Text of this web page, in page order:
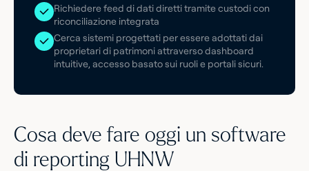
Richiedere feed di dati diretti tramite custodi con
riconciliazione integrata
Cerca sistemi progettati per essere adottati dai
proprietari di patrimoni attraverso dashboard
intuitive, accesso basato sui ruoli e portali sicuri.
Cosa deve fare oggi un software
di reporting UHNW